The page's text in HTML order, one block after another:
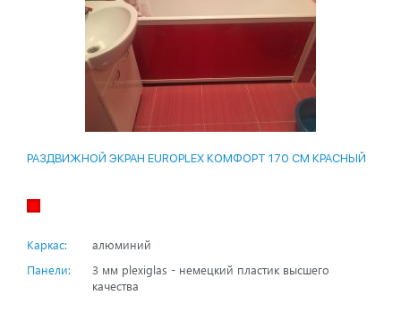
РАЗДВИЖНОЙ ЭКРАН EUROPLEX КОМФОРТ 170 СМ КРАСНЫЙ
Каркас:
алюминий
Панели:
3 мм plexiglas - немецкий пластик высшего
качества